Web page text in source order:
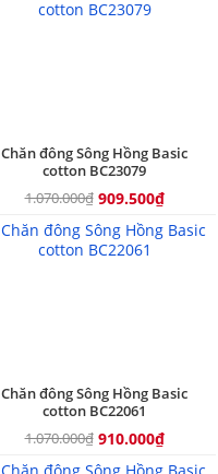
Chăn đông Sông Hồng Basic
cotton BC23079
1.070.000₫ 909.500₫
Chăn đông Sông Hồng Basic
cotton BC22061
1.070.000₫ 910.000₫